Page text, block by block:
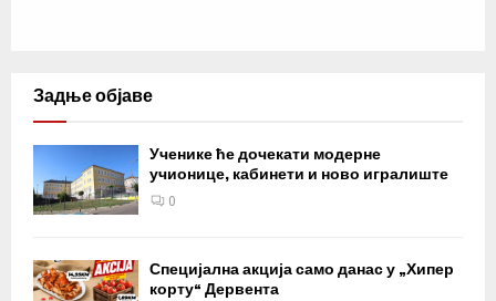
Задње објаве
Ученике ће дочекати модерне
учионице, кабинети и ново игралиште
0
Специјална акција само данас у „Хипер
корту“ Дервента